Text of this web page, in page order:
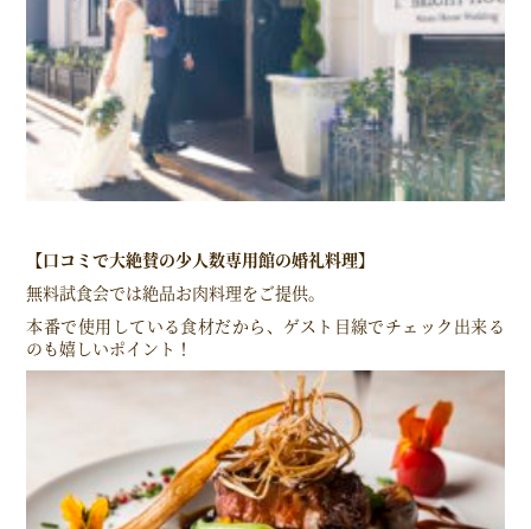
【口コミで大絶賛の少人数専用館の婚礼料理】
無料試食会では絶品お肉料理をご提供。
本番で使用している食材だから、ゲスト目線でチェック出来る
のも嬉しいポイント！